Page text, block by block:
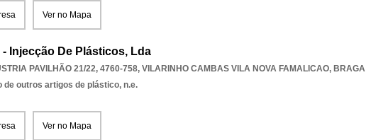
Ver no Mapa
Injecção De Plásticos, Lda
PAVILHÃO 21/22, 4760-758, VILARINHO CAMBAS VILA NOVA FAMALICAO, BRAGA
de outros artigos de plástico, n.e.
Ver no Mapa